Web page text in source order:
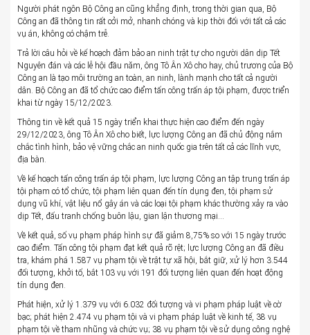
Người phát ngôn Bộ Công an cũng khẳng định, trong thời gian qua, Bộ
Công an đã thông tin rất cởi mở, nhanh chóng và kịp thời đối với tất cả các
vụ án, không có chậm trễ.
Trả lời câu hỏi về kế hoạch đảm bảo an ninh trật tự cho người dân dịp Tết
Nguyên đán và các lễ hội đầu năm, ông Tô Ân Xô cho hay, chủ trương của Bộ
Công an là tạo môi trường an toàn, an ninh, lành mạnh cho tất cả người
dân. Bộ Công an đã tổ chức cao điểm tấn công trấn áp tội phạm, được triển
khai từ ngày 15/12/2023.
Thông tin về kết quả 15 ngày triển khai thực hiện cao điểm đến ngày
29/12/2023, ông Tô Ân Xô cho biết, lực lượng Công an đã chủ động nắm
chắc tình hình, bảo vệ vững chắc an ninh quốc gia trên tất cả các lĩnh vực,
địa bàn.
Về kế hoạch tấn công trấn áp tội phạm, lực lượng Công an tập trung trấn áp
tội phạm có tổ chức, tội phạm liên quan đến tín dụng đen, tội phạm sử
dụng vũ khí, vật liệu nổ gây án và các loại tội phạm khác thường xảy ra vào
dịp Tết, đấu tranh chống buôn lậu, gian lận thương mại…
Về kết quả, số vụ phạm pháp hình sự đã giảm 8,75% so với 15 ngày trước
cao điểm. Tấn công tội phạm đạt kết quả rõ rệt; lực lượng Công an đã điều
tra, khám phá 1.587 vụ phạm tội về trật tự xã hội, bắt giữ, xử lý hơn 3.544
đối tượng, khởi tố, bắt 103 vụ với 191 đối tượng liên quan đến hoạt động
tín dụng đen.
Phát hiện, xử lý 1.379 vụ với 6.032 đối tượng và vi phạm pháp luật về cờ
bạc; phát hiện 2.474 vụ phạm tội và vi phạm pháp luật về kinh tế, 38 vụ
phạm tội về tham nhũng và chức vụ; 38 vụ phạm tội về sử dụng công nghệ